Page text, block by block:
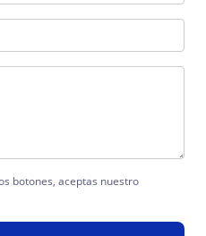
botones, aceptas nuestro